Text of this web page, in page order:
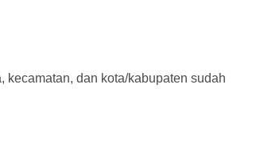
dan kota/kabupaten sudah